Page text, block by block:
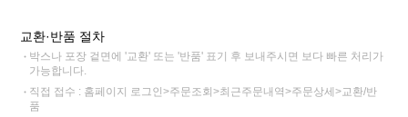
교환·반품 절차
박스나 포장 겉면에 '교환' 또는 '반품' 표기 후 보내주시면 보다 빠른 처리가
가능합니다.
직접 접수 : 홈페이지 로그인>주문조회>최근주문내역>주문상세>교환/반
품